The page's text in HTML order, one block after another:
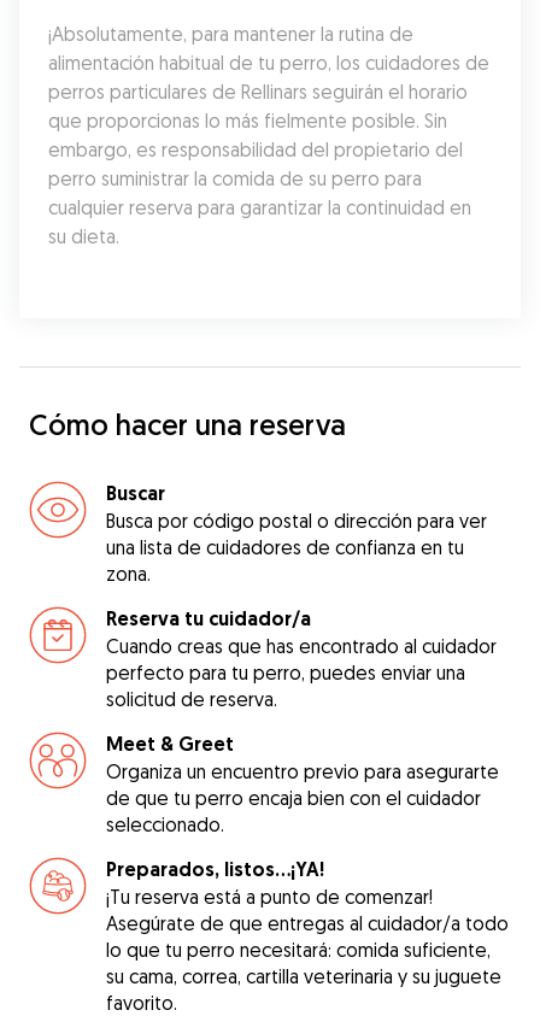
¡Absolutamente, para mantener la rutina de
alimentación habitual de tu perro, los cuidadores de
perros particulares de Rellinars seguirán el horario
que proporcionas lo más fielmente posible. Sin
embargo, es responsabilidad del propietario del
perro suministrar la comida de su perro para
cualquier reserva para garantizar la continuidad en
su dieta.
Cómo hacer una reserva
Buscar
Busca por código postal o dirección para ver
una lista de cuidadores de confianza en tu
zona.
Reserva tu cuidador/a
Cuando creas que has encontrado al cuidador
perfecto para tu perro, puedes enviar una
solicitud de reserva.
Meet & Greet
Organiza un encuentro previo para asegurarte
de que tu perro encaja bien con el cuidador
seleccionado.
Preparados, listos...¡YA!
¡Tu reserva está a punto de comenzar!
Asegúrate de que entregas al cuidador/a todo
lo que tu perro necesitará: comida suficiente,
su cama, correa, cartilla veterinaria y su juguete
favorito.